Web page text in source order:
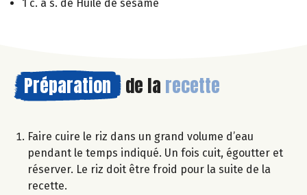
1 c. à s. de Huile de sésame
Préparation de la recette
Faire cuire le riz dans un grand volume d’eau
pendant le temps indiqué. Un fois cuit, égoutter et
réserver. Le riz doit être froid pour la suite de la
recette.